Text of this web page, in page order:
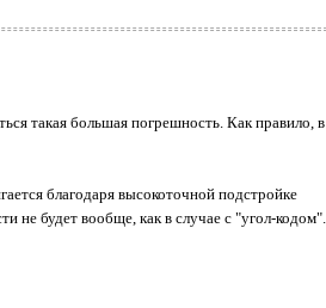
такая большая погрешность. Как правило, в
благодаря высокоточной подстройке
не будет вообще, как в случае с "угол-кодом".